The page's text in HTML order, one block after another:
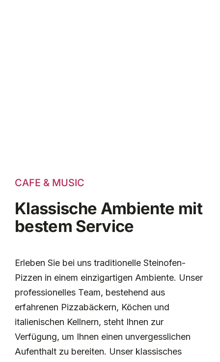
CAFE & MUSIC
Klassische Ambiente mit
bestem Service
Erleben Sie bei uns traditionelle Steinofen-
Pizzen in einem einzigartigen Ambiente. Unser
professionelles Team, bestehend aus
erfahrenen Pizzabäckern, Köchen und
italienischen Kellnern, steht Ihnen zur
Verfügung, um Ihnen einen unvergesslichen
Aufenthalt zu bereiten. Unser klassisches